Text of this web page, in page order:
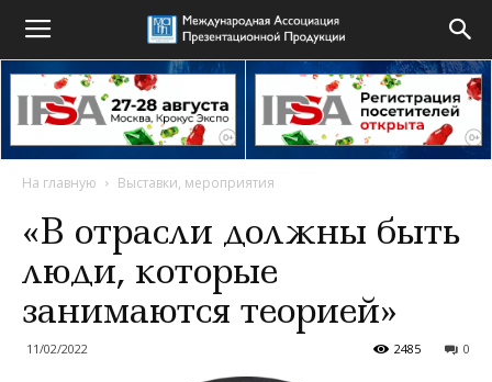
На главную Выставки, мероприятия
«В отрасли должны быть
люди, которые
занимаются теорией»
11/02/2022 0
2485